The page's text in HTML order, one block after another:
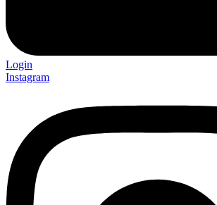
Login
Instagram